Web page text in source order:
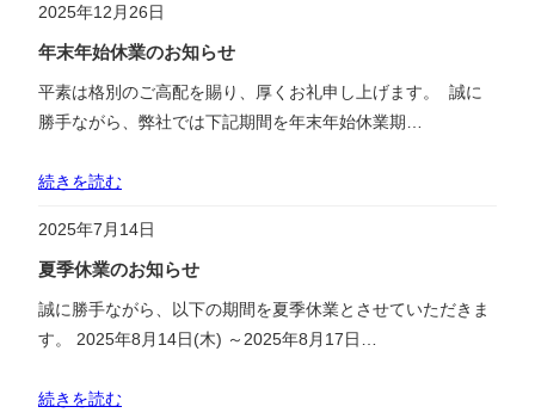
2025年12月26日
年末年始休業のお知らせ
平素は格別のご高配を賜り、厚くお礼申し上げます。 誠に
勝手ながら、弊社では下記期間を年末年始休業期…
続きを読む
2025年7月14日
夏季休業のお知らせ
誠に勝手ながら、以下の期間を夏季休業とさせていただきま
す。 2025年8月14日(木) ～2025年8月17日…
続きを読む